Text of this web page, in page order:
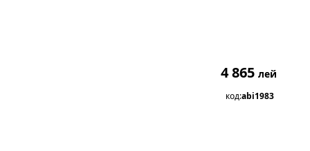
4 865 лей
код:abi1983